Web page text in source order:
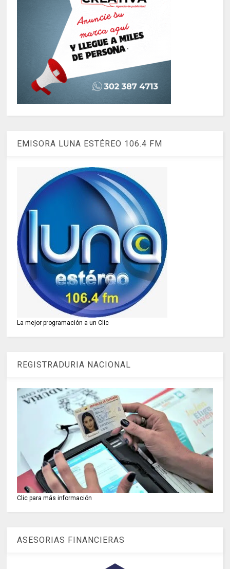
EMISORA LUNA ESTÉREO 106.4 FM
La mejor programación a un Clic
REGISTRADURIA NACIONAL
Clic para más información
ASESORIAS FINANCIERAS